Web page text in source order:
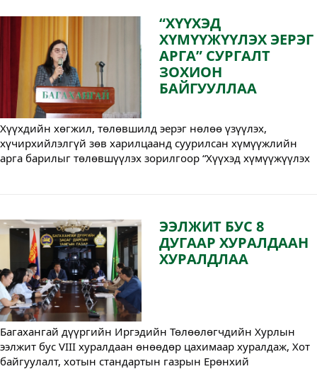
“ХҮҮХЭД
ХҮМҮҮЖҮҮЛЭХ ЭЕРЭГ
АРГА” СУРГАЛТ
ЗОХИОН
БАЙГУУЛЛАА
Хүүхдийн хөгжил, төлөвшилд эерэг нөлөө үзүүлэх,
хүчирхийлэлгүй зөв харилцаанд суурилсан хүмүүжлийн
арга барилыг төлөвшүүлэх зорилгоор “Хүүхэд хүмүүжүүлэх
ЭЭЛЖИТ БУС 8
ДУГААР ХУРАЛДААН
ХУРАЛДЛАА
Багахангай дүүргийн Иргэдийн Төлөөлөгчдийн Хурлын
ээлжит бус VIII хуралдаан өнөөдөр цахимаар хуралдаж, Хот
байгуулалт, хотын стандартын газрын Ерөнхий